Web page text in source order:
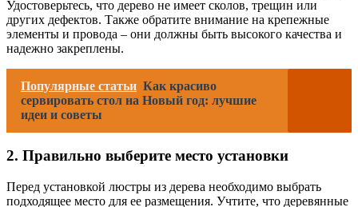
Удостоверьтесь, что дерево не имеет сколов, трещин или
других дефектов. Также обратите внимание на крепежные
элементы и провода – они должны быть высокого качества и
надежно закреплены.
Популярные статьи Как красиво
сервировать стол на Новый год: лучшие
идеи и советы
2. Правильно выберите место установки
Перед установкой люстры из дерева необходимо выбрать
подходящее место для ее размещения. Учтите, что деревянные